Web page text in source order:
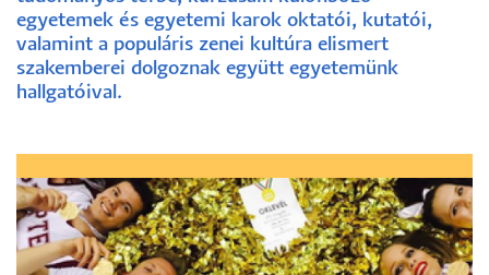
egyetemek és egyetemi karok oktatói, kutatói,
valamint a populáris zenei kultúra elismert
szakemberei dolgoznak együtt egyetemünk
hallgatóival.